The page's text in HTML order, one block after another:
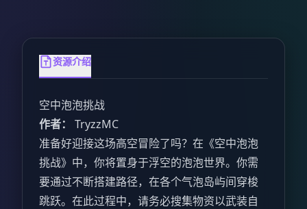
资源介绍
空中泡泡挑战
作者：
TryzzMC
准备好迎接这场高空冒险了吗？在《空中泡泡
挑战》中，你将置身于浮空的泡泡世界。你需
要通过不断搭建路径，在各个气泡岛屿间穿梭
跳跃。在此过程中，请务必搜集物资以武装自